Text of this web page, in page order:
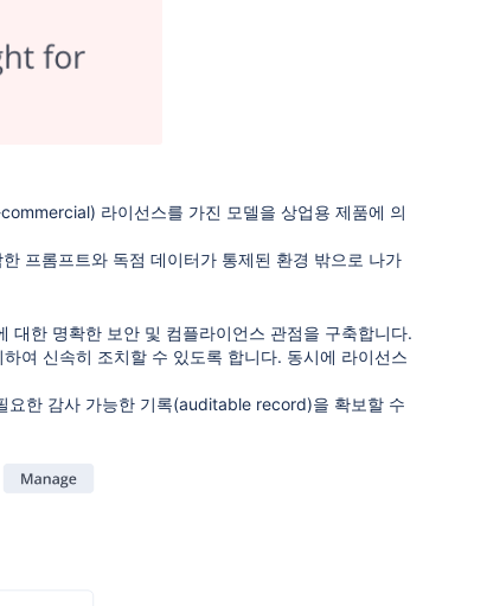
라이선스를 가진 모델을 상업용 제품에 의
프롬프트와 독점 데이터가 통제된 환경 밖으로 나가
대한 명확한 보안 및 컴플라이언스 관점을 구축합니다.
여 신속히 조치할 수 있도록 합니다. 동시에 라이선스
요한 감사 가능한 기록(auditable record)을 확보할 수